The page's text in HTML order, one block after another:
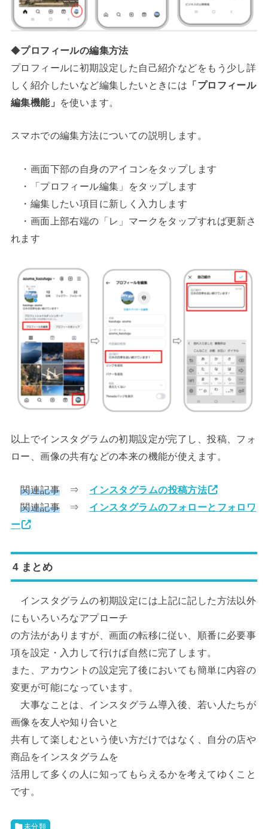
◆プロフィールの編集方法
プロフィールに初期設定した自己紹介などをもう少し詳
しく紹介したいなど編集したいときには 「プロフィール
編集機能」
を使います。
スマホでの編集方法についての説明します。
・画面下部の自身のアイコンをタップします
・「プロフィール編集」をタップします
・編集したい項目に新しく入力します
・画面上部右端の「レ」マークをタップすれば更新さ
れます
以上でインスタグラムの初期設定が完了し、投稿、フォ
ロー、画像の共有などの本来の機能が使えます。
関連記事⇒ インスタグラムの投稿方法
関連記事⇒ インスタグラムのフォローとフォロワ
ー
4 まとめ
インスタグラムの初期設定には上記に記した方法以外
にもいろいろなアプローチ
の方法がありますが、画面の転移に従い、順番に必要事
項を設定・入力して行けば自然に完了します。
また、アカウントの設定完了後においても簡単に内容の
変更が可能になっています。
大事なことは、インスタグラム導入後、若い人たちが
画像を友人や知り合いと
共有して楽しむという使い方だけではなく、自分の店や
商品をインスタグラムを
活用して多くの人に知ってもらえるかを考えてゆくこと
です。
未分類